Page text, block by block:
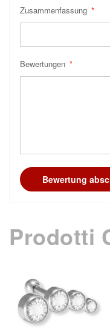
Zusammenfassung
Bewertungen
Bewertung
Prodotti